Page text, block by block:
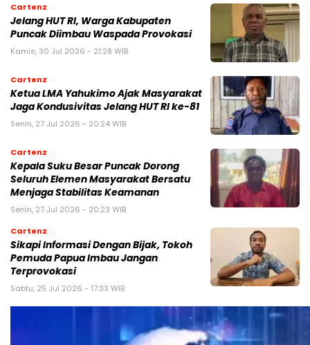
Cartenz
Jelang HUT RI, Warga Kabupaten
Puncak Diimbau Waspada Provokasi
Kamis, 30 Jul 2026 - 21:28 WIB
Cartenz
Ketua LMA Yahukimo Ajak Masyarakat
Jaga Kondusivitas Jelang HUT RI ke-81
Senin, 27 Jul 2026 - 20:24 WIB
Cartenz
Kepala Suku Besar Puncak Dorong
Seluruh Elemen Masyarakat Bersatu
Menjaga Stabilitas Keamanan
Senin, 27 Jul 2026 - 20:23 WIB
Cartenz
Sikapi Informasi Dengan Bijak, Tokoh
Pemuda Papua Imbau Jangan
Terprovokasi
Sabtu, 25 Jul 2026 - 17:33 WIB